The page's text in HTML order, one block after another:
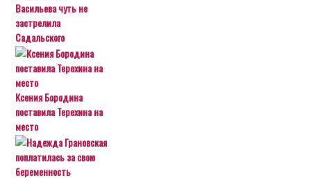
Васильева чуть не
застрелила
Садальского
Ксения Бородина
поставила Терехина на
место